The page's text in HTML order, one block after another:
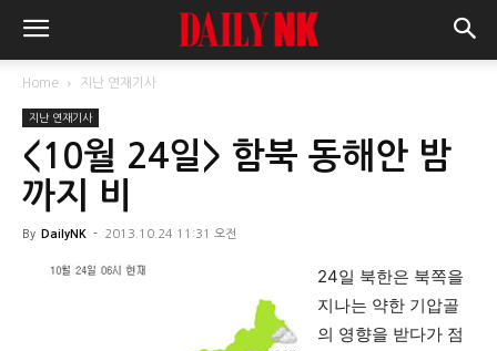
Home 지난 연재기사
지난 연재기사
<10월 24일> 함북 동해안 밤
까지 비
By DailyNK - 2013.10.24 11:31 오전
24일 북한은 북쪽을
지나는 약한 기압골
의 영향을 받다가 점